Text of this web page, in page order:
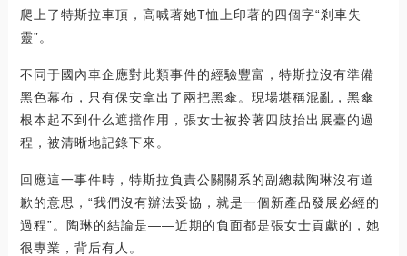
爬上了特斯拉車頂，高喊著她T恤上印著的四個字“剎車失
靈”。
不同于國內車企應對此類事件的經驗豐富，特斯拉沒有準備
黑色幕布，只有保安拿出了兩把黑傘。現場堪稱混亂，黑傘
根本起不到什么遮擋作用，張女士被拎著四肢抬出展臺的過
程，被清晰地記錄下來。
回應這一事件時，特斯拉負責公關關系的副總裁陶琳沒有道
歉的意思，“我們沒有辦法妥協，就是一個新產品發展必經的
過程”。陶琳的結論是——近期的負面都是張女士貢獻的，她
很專業，背后有人。